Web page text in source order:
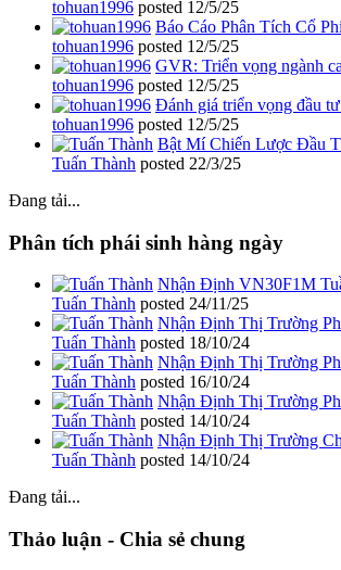
tohuan1996 posted 12/5/25
Báo Cáo Phân Tích Cổ
tohuan1996 posted 12/5/25
GVR: Triển vọng ngành
tohuan1996 posted 12/5/25
Đánh giá triển vọng đầu
tohuan1996 posted 12/5/25
Bật Mí Chiến Lược Đầu
Tuấn Thành posted 22/3/25
Đang tải...
Phân tích phái sinh hàng ngày
Nhận Định VN30F1M
Tuấn Thành posted 24/11/25
Nhận Định Thị Trường
Tuấn Thành posted 18/10/24
Nhận Định Thị Trường
Tuấn Thành posted 16/10/24
Nhận Định Thị Trường
Tuấn Thành posted 14/10/24
Nhận Định Thị Trường
Tuấn Thành posted 14/10/24
Đang tải...
Thảo luận - Chia sẻ chung